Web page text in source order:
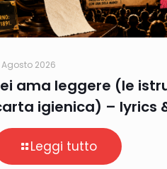
2026
ama leggere (le
igienica) – lyrics
Leggi tutto